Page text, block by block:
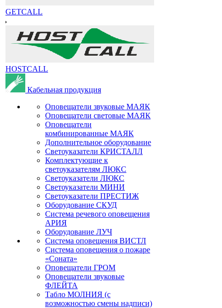
GETCALL
HOSTCALL
Кабельная продукция
Оповещатели звуковые МАЯК
Оповещатели световые МАЯК
Оповещатели
комбинированные МАЯК
Дополнительное оборудование
Светоуказатели КРИСТАЛЛ
Комплектующие к
светоуказателям ЛЮКС
Светоуказатели ЛЮКС
Светоуказатели МИНИ
Светоуказатели ПРЕСТИЖ
Оборудование СКУД
Система речевого оповещения
АРИЯ
Оборудование ЛУЧ
Система оповещения ВИСТЛ
Система оповещения о пожаре
«Соната»
Оповещатели ГРОМ
Оповещатели звуковые
ФЛЕЙТА
Табло МОЛНИЯ (с
возможностью смены надписи)